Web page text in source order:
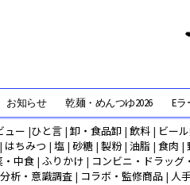
お知らせ 乾麺・めんつゆ2026 E
ュー |ひと言 |卸・食品卸 | 飲料 | ビー
| はちみつ | 塩 | 砂糖 | 製粉| 油脂 | 食肉 |
・中食 | ふりかけ | コンビニ・ドラッグ
析・意識調査 | コラボ・監修商品 | 人